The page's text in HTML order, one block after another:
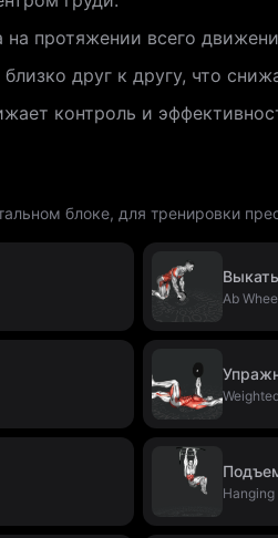
протяжении всего
друг к другу, что
контроль и
блоке, для тренировки
Ab
Hanging